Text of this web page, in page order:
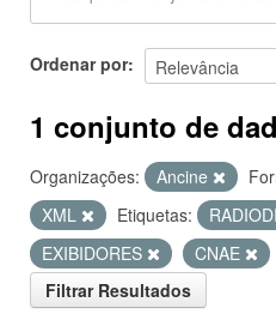
SOBRE
Ordenar por
1 conjunto de
Organizações: Ancine
XML
Etiquetas:
EXIBIDORES
CNAE
Filtrar Resultados